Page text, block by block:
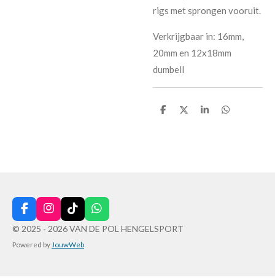
rigs met sprongen vooruit.
Verkrijgbaar in: 16mm,
20mm en 12x18mm
dumbell
D
D
S
D
F
a
c
e
I
n
s
t
T
i
k
T
W
h
a
© 2025 - 2026 VAN DE POL HENGELSPORT
Powered by JouwWeb